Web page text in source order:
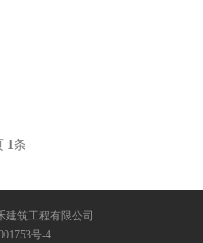
1条
建筑工程有限公司
号-4